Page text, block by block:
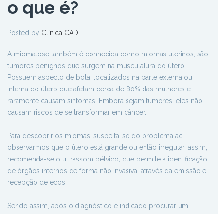
o que é?
Posted by Clínica CADI
A miomatose também é conhecida como miomas uterinos, são
tumores benignos que surgem na musculatura do útero.
Possuem aspecto de bola, localizados na parte externa ou
interna do útero que afetam cerca de 80% das mulheres e
raramente causam sintomas. Embora sejam tumores, eles não
causam riscos de se transformar em câncer.
Para descobrir os miomas, suspeita-se do problema ao
observarmos que o útero está grande ou então irregular, assim,
recomenda-se o ultrassom pélvico, que permite a identificação
de órgãos internos de forma não invasiva, através da emissão e
recepção de ecos.
Sendo assim, após o diagnóstico é indicado procurar um